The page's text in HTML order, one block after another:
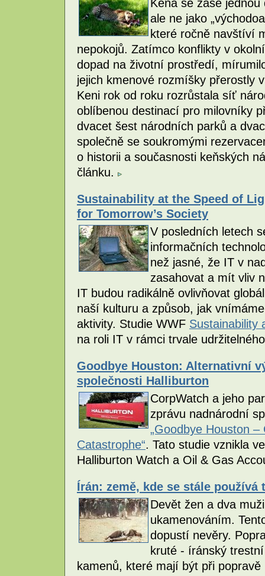
Keňa se zase
ale ne jako
které ročně navštíví
nepokojů. Zatímco konflikty v
dopad na životní prostředí,
jejich kmenové rozmíšky přerostly
Keni rok od roku rozrůstala síť
oblíbenou destinací pro milovníky
dvacet šest národních parků a
společně se soukromými
o historii a současnosti keňských
článku.
Sustainability at the Speed of
for Tomorrow’s Society
V posledních letech
informačních
než jasné, že IT v
zasahovat a mít vliv
IT budou radikálně ovlivňovat
naší kulturu a způsob, jak
aktivity. Studie WWF Sustainability
na roli IT v rámci trvale
Goodbye Houston: Alternativní
společnosti Halliburton
CorpWatch a jeho
zprávu nadnárodní
„Goodbye Houston
Catastrophe“. Tato studie vznikla
Halliburton Watch a Oil & Gas
Írán: země, kde se stále
Devět žen a dva
ukamenováním.
dopustí nevěry.
kruté - íránský
kamenů, které mají být při